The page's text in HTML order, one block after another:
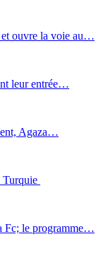
ouvre la voie au…
leur entrée…
Agaza…
Turquie
Fc; le programme…